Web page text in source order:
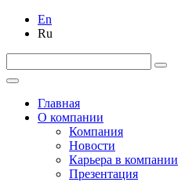
En
Ru
Главная
О компании
Компания
Новости
Карьера в компании
Презентация